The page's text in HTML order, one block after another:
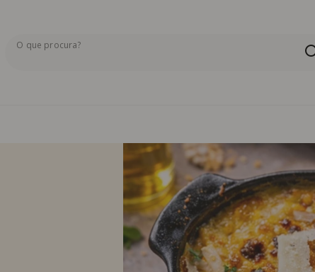
Os resultados da pesquisa serão exibidos aqui ou na
O que procura?